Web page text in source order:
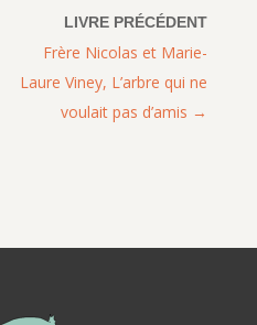
Frère Nicolas et Marie-
Laure Viney, L’arbre qui ne
voulait pas d’amis